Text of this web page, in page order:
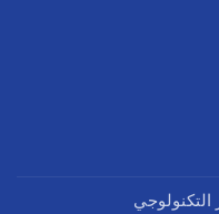
التكنولوجي